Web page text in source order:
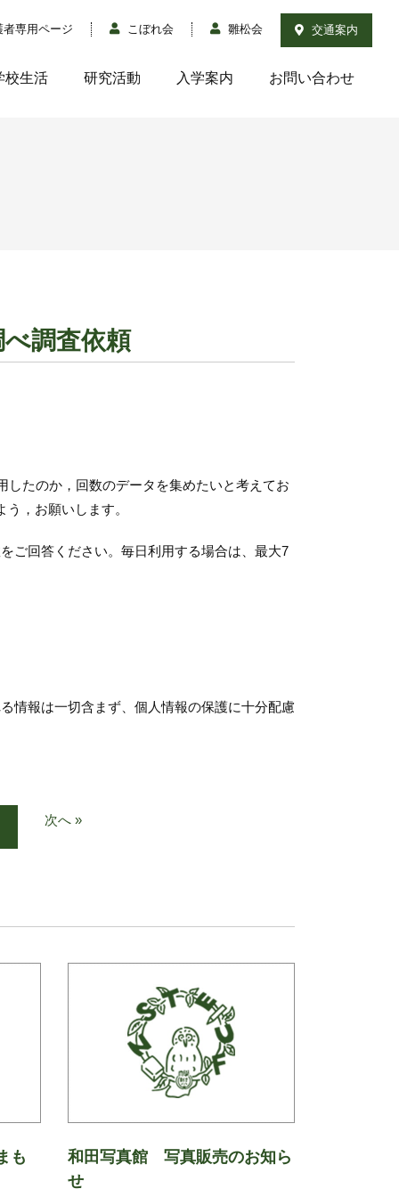
専用ページ こぼれ会 雛松会 交通案内
校生活 研究活動 入学案内 お問い合わせ
調査依頼
たのか，回数のデータを集めたいと考えてお
，お願いします。
回答ください。毎日利用する場合は、最大7
情報は一切含まず、個人情報の保護に十分配慮
次へ »
も
和田写真館 写真販売のお知ら
せ